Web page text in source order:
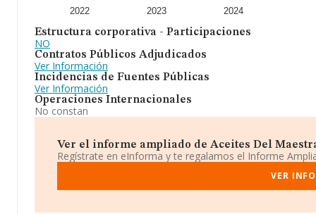
2022 2023 2024
Estructura corporativa - Participaciones
NO
Contratos Públicos Adjudicados
Ver Información
Incidencias de Fuentes Públicas
Ver Información
Operaciones Internacionales
No constan
Ver el informe ampliado de Aceites Del
Regístrate en eInforma y te regalamos el Informe
VER